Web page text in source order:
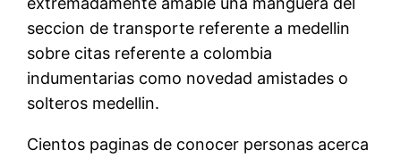
seccion de transporte referente a medellin
sobre citas referente a colombia
indumentarias como novedad amistades o
solteros medellin.
Cientos paginas de conocer personas acerca